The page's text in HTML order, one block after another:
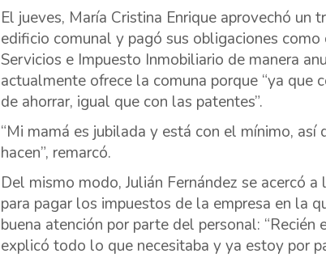
El jueves, María Cristina Enrique aprovechó un
edificio comunal y pagó sus obligaciones
Servicios e Impuesto Inmobiliario de manera
actualmente ofrece la comuna porque “ya que
de ahorrar, igual que con las patentes”.
“Mi mamá es jubilada y está con el mínimo,
hacen”, remarcó.
Del mismo modo, Julián Fernández se acercó
para pagar los impuestos de la empresa en la
buena atención por parte del personal:
explicó todo lo que necesitaba y ya estoy por